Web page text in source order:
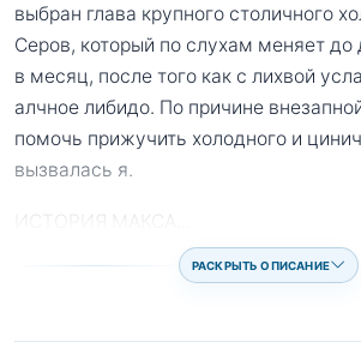
выбран глава крупного столичного
Серов, который по слухам меняет
в месяц, после того как с лихвой
алчное либидо. По причине
помочь прижучить холодного и
вызвалась я.
ИСТОРИЯ МАКСА
РАСКРЫТЬ ОПИСАНИЕ